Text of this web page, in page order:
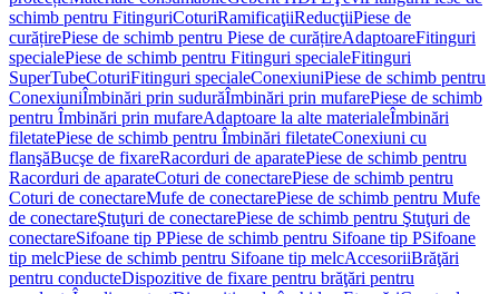
schimb pentru FitinguriCoturiRamificaţiiReducţiiPiese de
curățirePiese de schimb pentru Piese de curățireAdaptoareFitinguri
specialePiese de schimb pentru Fitinguri specialeFitinguri
SuperTubeCoturiFitinguri specialeConexiuniPiese de schimb pentru
ConexiuniÎmbinări prin sudurăÎmbinări prin mufarePiese de schimb
pentru Îmbinări prin mufareAdaptoare la alte materialeÎmbinări
filetatePiese de schimb pentru Îmbinări filetateConexiuni cu
flanşăBucşe de fixareRacorduri de aparatePiese de schimb pentru
Racorduri de aparateCoturi de conectarePiese de schimb pentru
Coturi de conectareMufe de conectarePiese de schimb pentru Mufe
de conectareŞtuţuri de conectarePiese de schimb pentru Ştuţuri de
conectareSifoane tip PPiese de schimb pentru Sifoane tip PSifoane
tip melcPiese de schimb pentru Sifoane tip melcAccesoriiBrăţări
pentru conducteDispozitive de fixare pentru brăţări pentru